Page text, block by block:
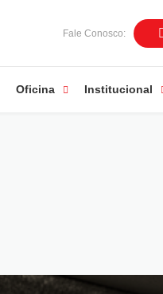
Fale Conosco:
Oficina Institucional